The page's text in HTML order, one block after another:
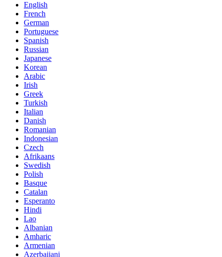
English
French
German
Portuguese
Spanish
Russian
Japanese
Korean
Arabic
Irish
Greek
Turkish
Italian
Danish
Romanian
Indonesian
Czech
Afrikaans
Swedish
Polish
Basque
Catalan
Esperanto
Hindi
Lao
Albanian
Amharic
Armenian
Azerbaijani